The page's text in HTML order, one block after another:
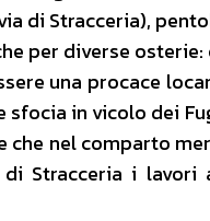
di Stracceria),
per diverse
una procace
sfocia in vicolo dei
nel comparto
Stracceria i lavori